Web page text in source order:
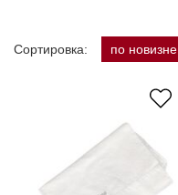
Сортировка: по новизне